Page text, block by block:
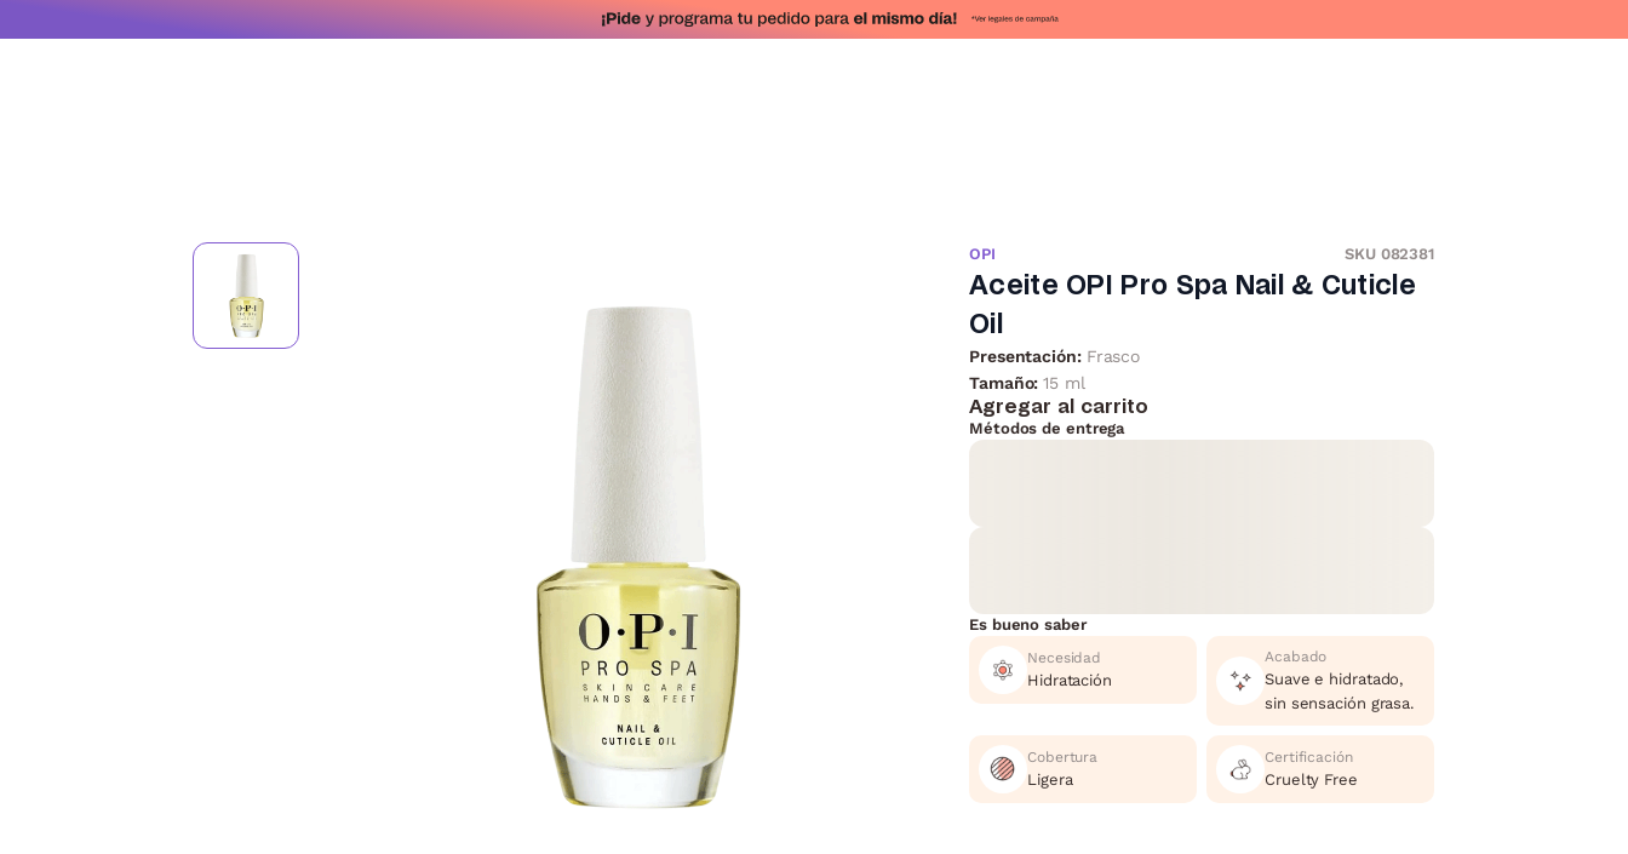
OPI SKU 082381
Aceite OPI Pro Spa Nail & Cuticle
Oil
Presentación: Frasco
Tamaño:15 ml
Agregar al carrito
Métodos de entrega
Es bueno saber
Necesidad
Hidratación
Acabado
Suave e hidratado,
sin sensación grasa.
Cobertura
Ligera
Certificación
Cruelty Free